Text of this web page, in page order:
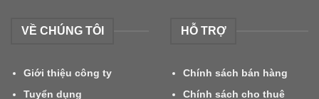
VỀ CHÚNG TÔI
Giới thiệu công ty
Tuyển dụng
HỖ TRỢ
Chính sách bán hàng
Chính sách cho thuê